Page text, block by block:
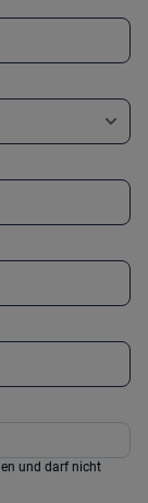
und darf nicht